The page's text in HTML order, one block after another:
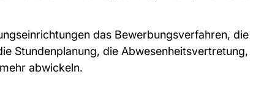
das Bewerbungsverfahren, die
Stundenplanung, die Abwesenheitsvertretung,
abwickeln.